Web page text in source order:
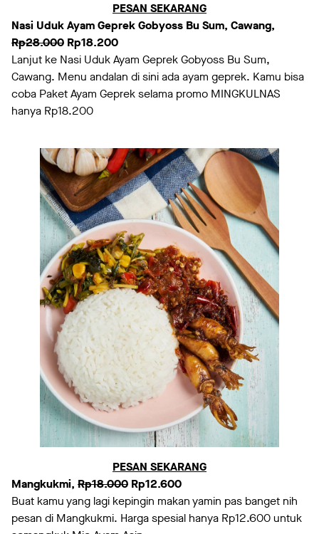
PESAN SEKARANG
Nasi Uduk Ayam Geprek Gobyoss Bu Sum, Cawang,
Rp28.000 Rp18.200
Lanjut ke Nasi Uduk Ayam Geprek Gobyoss Bu Sum,
Cawang. Menu andalan di sini ada ayam geprek. Kamu bisa
coba Paket Ayam Geprek selama promo MINGKULNAS
hanya Rp18.200
PESAN SEKARANG
Mangkukmi, Rp18.000 Rp12.600
Buat kamu yang lagi kepingin makan yamin pas banget nih
pesan di Mangkukmi. Harga spesial hanya Rp12.600 untuk